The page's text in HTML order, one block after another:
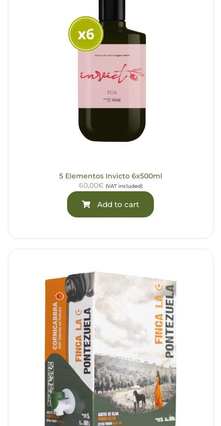
5 Elementos Invicto 6x500ml
60,00€ (VAT included)
Add to cart